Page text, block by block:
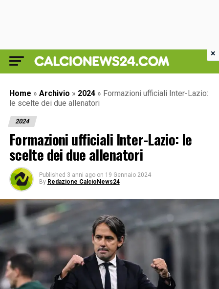
Home » Archivio » 2024 » Formazioni ufficiali Inter-Lazio:
le scelte dei due allenatori
2024
Formazioni ufficiali Inter-Lazio: le
scelte dei due allenatori
Published 3 anni ago on 19 Gennaio 2024
By Redazione CalcioNews24
×